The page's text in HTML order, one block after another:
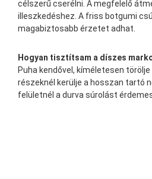
célszerű cserélni. A megfelelő
illeszkedéshez. A friss botgumi
magabiztosabb érzetet adhat.
Hogyan tisztítsam a díszes
Puha kendővel, kíméletesen
részeknél kerülje a hosszan tartó
felületnél a durva súrolást